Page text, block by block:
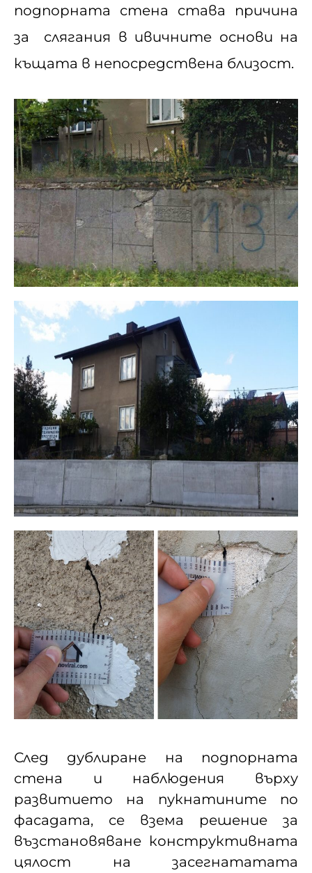
подпорната стена става причина
за слягания в ивичните основи на
къщата в непосредствена близост.
След дублиране на подпорната
стена и наблюдения върху
развитието на пукнатините по
фасадата, се взема решение за
възстановяване конструктивната
цялост на засегнататата